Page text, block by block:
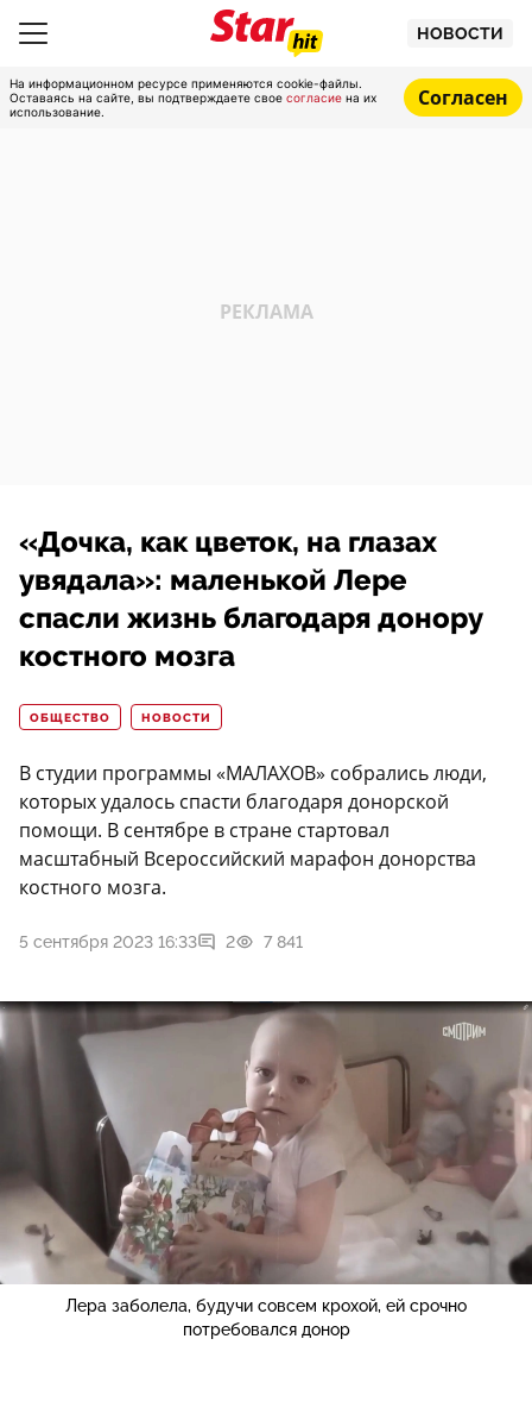
НОВОСТИ
На информационном ресурсе применяются cookie-файлы.
Оставаясь на сайте, вы подтверждаете свое согласие на их
использование.
Согласен
«Дочка, как цветок, на глазах
увядала»: маленькой Лере
спасли жизнь благодаря донору
костного мозга
ОБЩЕСТВО НОВОСТИ
В студии программы «МАЛАХОВ» собрались люди,
которых удалось спасти благодаря донорской
помощи. В сентябре в стране стартовал
масштабный Всероссийский марафон донорства
костного мозга.
5 сентября 2023 16:33 2 7 841
Лера заболела, будучи совсем крохой, ей срочно
потребовался донор